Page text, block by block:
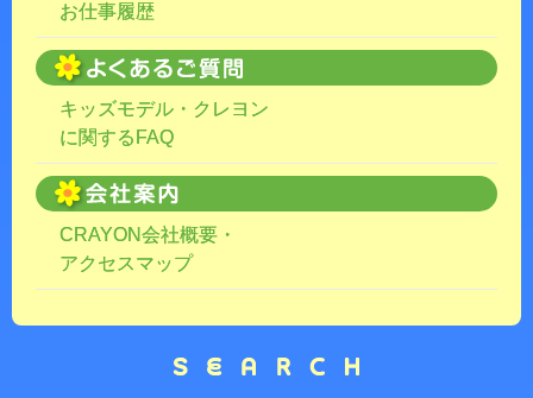
お仕事履歴
キッズモデル・クレヨン
に関するFAQ
CRAYON会社概要・
アクセスマップ